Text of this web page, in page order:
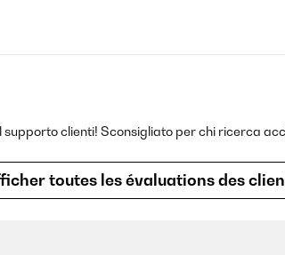
clienti! Sconsigliato per chi ricerca
toutes les évaluations des